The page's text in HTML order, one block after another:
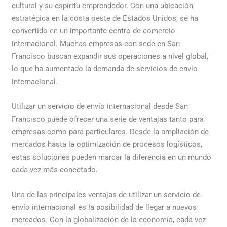
cultural y su espíritu emprendedor. Con una ubicación
estratégica en la costa oeste de Estados Unidos, se ha
convertido en un importante centro de comercio
internacional. Muchas empresas con sede en San
Francisco buscan expandir sus operaciones a nivel global,
lo que ha aumentado la demanda de servicios de envío
internacional.
Utilizar un servicio de envío internacional desde San
Francisco puede ofrecer una serie de ventajas tanto para
empresas como para particulares. Desde la ampliación de
mercados hasta la optimización de procesos logísticos,
estas soluciones pueden marcar la diferencia en un mundo
cada vez más conectado.
Una de las principales ventajas de utilizar un servicio de
envío internacional es la posibilidad de llegar a nuevos
mercados. Con la globalización de la economía, cada vez